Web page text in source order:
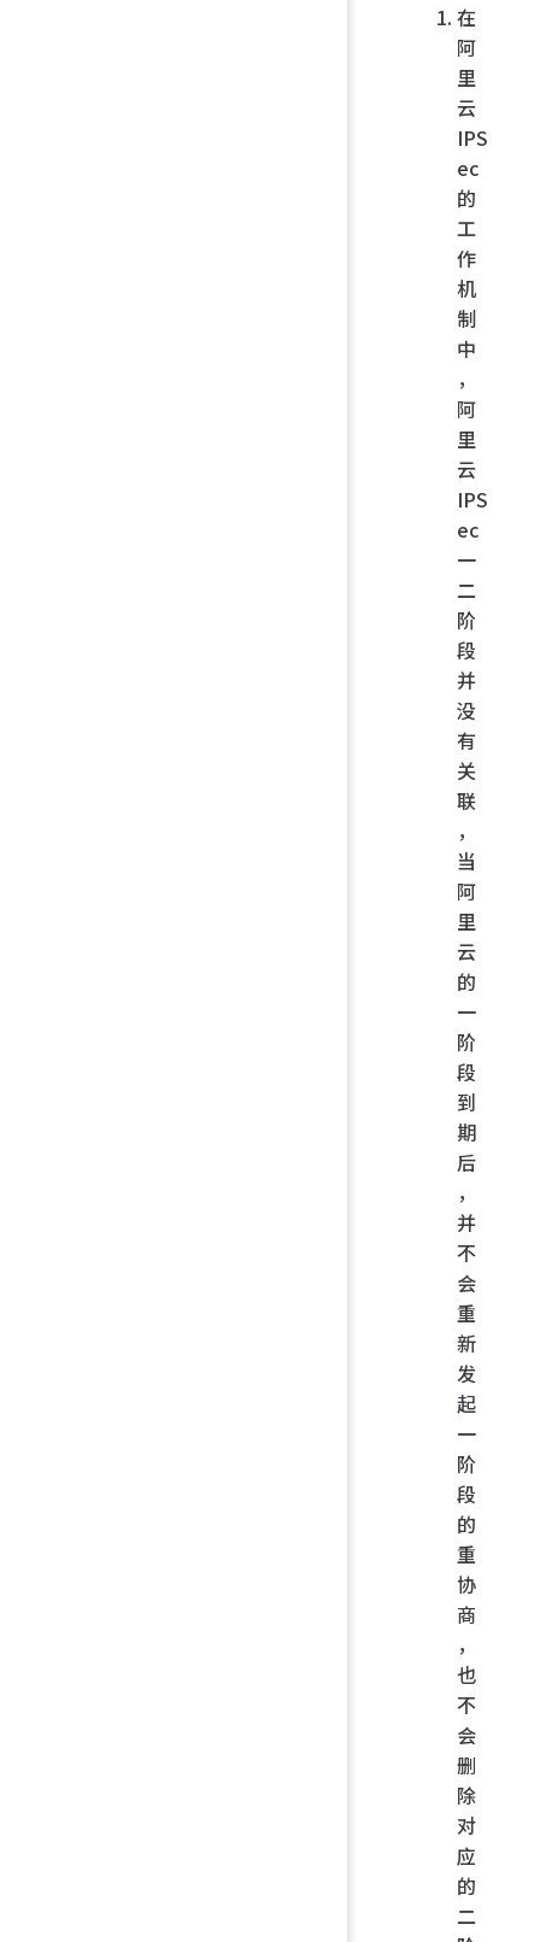
在
阿
里
云
IPS
ec
的
工
作
机
制
中
，
阿
里
云
IPS
ec
一
二
阶
段
并
没
有
关
联
，
当
阿
里
云
的
一
阶
段
到
期
后
，
并
不
会
重
新
发
起
一
阶
段
的
重
协
商
，
也
不
会
删
除
对
应
的
二